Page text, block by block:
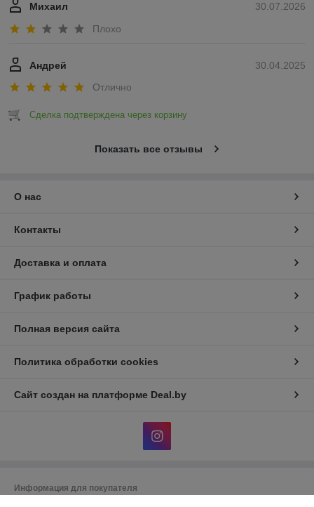
30.07.2026
Михаил
Плохо
30.04.2025
Андрей
Отлично
Сделка подтверждена через корзину
Показать все отзывы
О нас
Контакты
Доставка и оплата
График работы
Полная версия сайта
Политика обработки cookies
Сайт создан на платформе Deal.by
Информация для покупателя